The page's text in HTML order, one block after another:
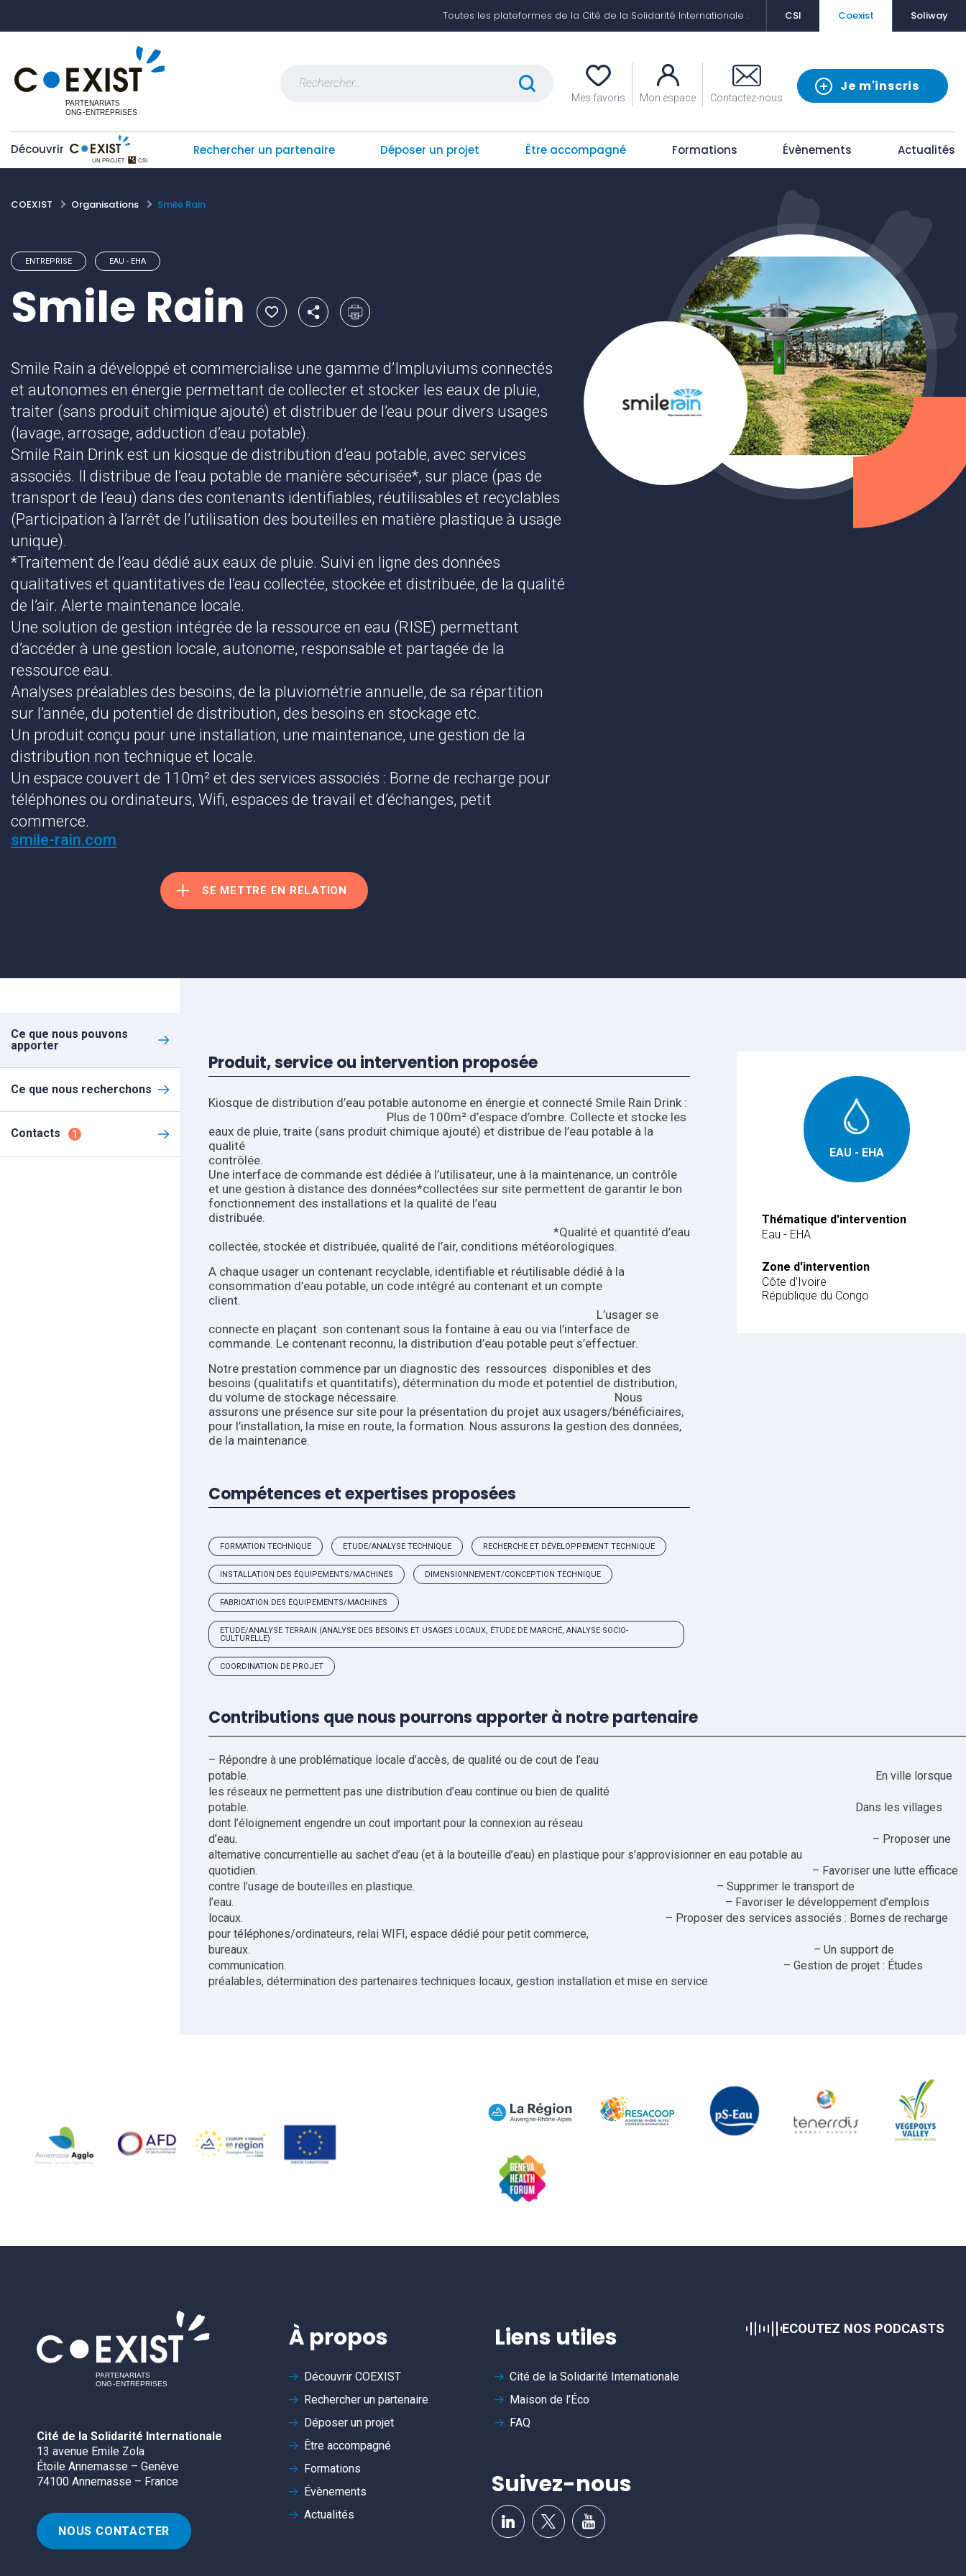
Toutes les plateformes de la Cité de la Solidarité Internationale : CSI Coexist Soliway
Mes favoris Mon espace
Je m'inscris
Contactez-nous
Découvrir Rechercher un partenaire Déposer un projet Être accompagné Formations Évènements Actualités
COEXIST Organisations Smile Rain
ENTREPRISE EAU - EHA
Smile Rain
Smile Rain a développé et commercialise une gamme d’Impluviums connectés
et autonomes en énergie permettant de collecter et stocker les eaux de pluie,
traiter (sans produit chimique ajouté) et distribuer de l’eau pour divers usages
(lavage, arrosage, adduction d’eau potable).
Smile Rain Drink est un kiosque de distribution d’eau potable, avec services
associés. Il distribue de l’eau potable de manière sécurisée*, sur place (pas de
transport de l’eau) dans des contenants identifiables, réutilisables et recyclables
(Participation à l’arrêt de l’utilisation des bouteilles en matière plastique à usage
unique).
*Traitement de l’eau dédié aux eaux de pluie. Suivi en ligne des données
qualitatives et quantitatives de l’eau collectée, stockée et distribuée, de la qualité
de l’air. Alerte maintenance locale.
Une solution de gestion intégrée de la ressource en eau (RISE) permettant
d’accéder à une gestion locale, autonome, responsable et partagée de la
ressource eau.
Analyses préalables des besoins, de la pluviométrie annuelle, de sa répartition
sur l’année, du potentiel de distribution, des besoins en stockage etc.
Un produit conçu pour une installation, une maintenance, une gestion de la
distribution non technique et locale.
Un espace couvert de 110m² et des services associés : Borne de recharge pour
téléphones ou ordinateurs, Wifi, espaces de travail et d’échanges, petit
commerce.
smile-rain.com
SE METTRE EN RELATION
Ce que nous pouvons
apporter
Ce que nous recherchons
Contacts 1
Produit, service ou intervention proposée
Kiosque de distribution d’eau potable autonome en énergie et connecté Smile Rain Drink :
Plus de 100m² d’espace d’ombre. Collecte et stocke les
eaux de pluie, traite (sans produit chimique ajouté) et distribue de l’eau potable à la
qualité
contrôlée.
Une interface de commande est dédiée à l’utilisateur, une à la maintenance, un contrôle
et une gestion à distance des données*collectées sur site permettent de garantir le bon
fonctionnement des installations et la qualité de l’eau
distribuée.
*Qualité et quantité d’eau
collectée, stockée et distribuée, qualité de l’air, conditions météorologiques.
A chaque usager un contenant recyclable, identifiable et réutilisable dédié à la
consommation d’eau potable, un code intégré au contenant et un compte
client.
L’usager se
connecte en plaçant son contenant sous la fontaine à eau ou via l’interface de
commande. Le contenant reconnu, la distribution d’eau potable peut s’effectuer.
Notre prestation commence par un diagnostic des ressources disponibles et des
besoins (qualitatifs et quantitatifs), détermination du mode et potentiel de distribution,
du volume de stockage nécessaire. Nous
assurons une présence sur site pour la présentation du projet aux usagers/bénéficiaires,
pour l’installation, la mise en route, la formation. Nous assurons la gestion des données,
de la maintenance.
Compétences et expertises proposées
FORMATION TECHNIQUE ETUDE/ANALYSE TECHNIQUE RECHERCHE ET DÉVELOPPEMENT TECHNIQUE
INSTALLATION DES ÉQUIPEMENTS/MACHINES DIMENSIONNEMENT/CONCEPTION TECHNIQUE
FABRICATION DES ÉQUIPEMENTS/MACHINES
ETUDE/ANALYSE TERRAIN (ANALYSE DES BESOINS ET USAGES LOCAUX, ÉTUDE DE MARCHÉ, ANALYSE SOCIO-
CULTURELLE)
COORDINATION DE PROJET
EAU - EHA
Thématique d'intervention
Eau - EHA
Zone d'intervention
Côte d'Ivoire
République du Congo
Contributions que nous pourrons apporter à notre partenaire
– Répondre à une problématique locale d’accès, de qualité ou de cout de l’eau
potable. En ville lorsque
les réseaux ne permettent pas une distribution d’eau continue ou bien de qualité
potable. Dans les villages
dont l’éloignement engendre un cout important pour la connexion au réseau
d’eau. – Proposer une
alternative concurrentielle au sachet d’eau (et à la bouteille d’eau) en plastique pour s’approvisionner en eau potable au
quotidien. – Favoriser une lutte efficace
contre l’usage de bouteilles en plastique. – Supprimer le transport de
l’eau. – Favoriser le développement d’emplois
locaux. – Proposer des services associés : Bornes de recharge
pour téléphones/ordinateurs, relai WIFI, espace dédié pour petit commerce,
bureaux. – Un support de
communication. – Gestion de projet : Études
préalables, détermination des partenaires techniques locaux, gestion installation et mise en service
Cité de la Solidarité Internationale
13 avenue Emile Zola
Étoile Annemasse – Genève
74100 Annemasse – France
NOUS CONTACTER
À propos
Découvrir COEXIST
Rechercher un partenaire
Déposer un projet
Être accompagné
Formations
Évènements
Actualités
Liens utiles
Cité de la Solidarité Internationale
Maison de l’Éco
FAQ
Suivez-nous
ECOUTEZ NOS PODCASTS